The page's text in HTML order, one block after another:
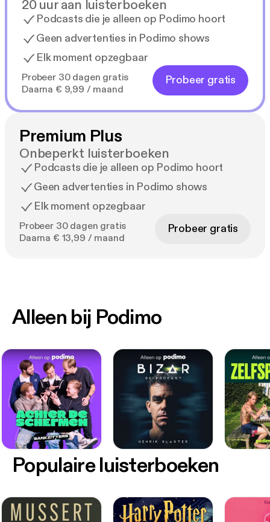
20 uur aan luisterboeken
Podcasts die je alleen op Podimo hoort
Geen advertenties in Podimo shows
Elk moment opzegbaar
Probeer 30 dagen gratis
Daarna € 9,99 / maand
Probeer gratis
Premium Plus
Onbeperkt luisterboeken
Podcasts die je alleen op Podimo hoort
Geen advertenties in Podimo shows
Elk moment opzegbaar
Probeer 30 dagen gratis
Daarna € 13,99 / maand
Probeer gratis
Alleen bij Podimo
Populaire luisterboeken